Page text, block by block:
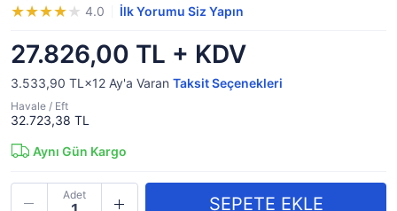
4.0 İlk Yorumu Siz Yapın
27.826,00 TL + KDV
3.533,90 TL×12 Ay'a Varan Taksit Seçenekleri
Havale / Eft
32.723,38 TL
Aynı Gün Kargo
Adet